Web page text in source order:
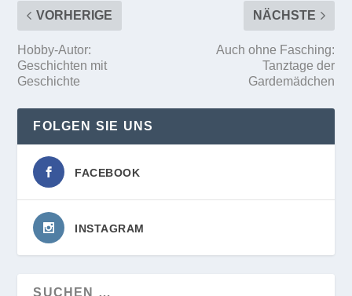
VORHERIGE
Hobby-Autor:
Geschichten mit
Geschichte
NÄCHSTE
Auch ohne Fasching:
Tanztage der
Gardemädchen
FOLGEN SIE UNS
FACEBOOK
INSTAGRAM